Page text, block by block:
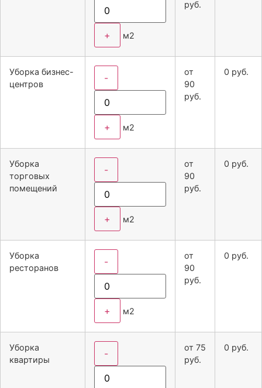
+ м2
руб.
Уборка бизнес-
центров
-
+ м2
от
90
руб.
0 руб.
Уборка
торговых
помещений
-
+ м2
от
90
руб.
0 руб.
Уборка
ресторанов
-
+ м2
от
90
руб.
0 руб.
Уборка
квартиры
-
от 75
руб.
0 руб.